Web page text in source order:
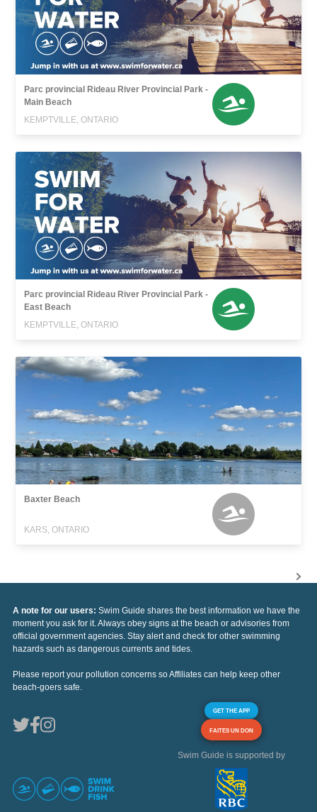
Parc provincial Rideau River Provincial Park -
Main Beach
KEMPTVILLE, ONTARIO
Parc provincial Rideau River Provincial Park -
East Beach
KEMPTVILLE, ONTARIO
Baxter Beach
KARS, ONTARIO
A note for our users: Swim Guide shares the best information we have the
moment you ask for it. Always obey signs at the beach or advisories from
official government agencies. Stay alert and check for other swimming
hazards such as dangerous currents and tides.
Please report your pollution concerns so Affiliates can help keep other
beach-goers safe.
GET THE APP
FAITES UN DON
Swim Guide is supported by